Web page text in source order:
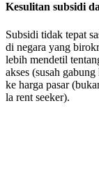
Kesulitan subsidi
Subsidi tidak tepat
di negara yang
lebih mendetil
akses (susah
ke harga pasar
la rent seeker).